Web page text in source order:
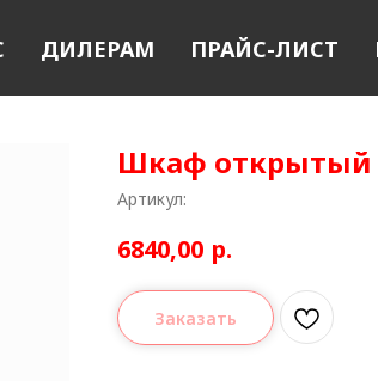
ДИЛЕРАМ ПРАЙС-ЛИСТ
Шкаф открытый
Артикул:
6840,00 р.
Заказать